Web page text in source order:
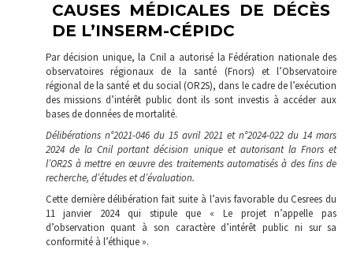
CAUSES MÉDICALES DE DÉCÈS
DE L’INSERM-CÉPIDC
Par décision unique, la Cnil a autorisé la Fédération nationale des
observatoires régionaux de la santé (Fnors) et l’Observatoire
régional de la santé et du social (OR2S), dans le cadre de l’exécution
des missions d’intérêt public dont ils sont investis à accéder aux
bases de données de mortalité.
Délibérations n°2021-046 du 15 avril 2021 et n°2024-022 du 14 mars
2024 de la Cnil portant décision unique et autorisant la Fnors et
l’OR2S à mettre en œuvre des traitements automatisés à des fins de
recherche, d’études et d’évaluation.
Cette dernière délibération fait suite à l’avis favorable du Cesrees du
11 janvier 2024 qui stipule que « Le projet n’appelle pas
d’observation quant à son caractère d’intérêt public ni sur sa
conformité à l’éthique ».